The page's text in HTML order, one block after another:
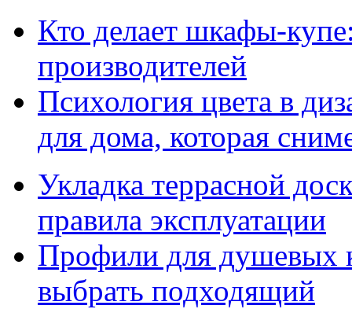
Кто делает шкафы-
производителей
Психология цвета в
для дома, которая
Укладка террасной
правила эксплуатации
Профили для душевых
выбрать подходящий